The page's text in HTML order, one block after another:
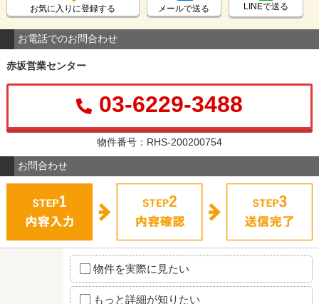
お気に入りに登録する メールで送る LINEで送る
お電話でのお問合わせ
赤坂営業センター
03-6229-3488
物件番号：RHS-200200754
お問合わせ
物件を実際に見たい
もっと詳細が知りたい